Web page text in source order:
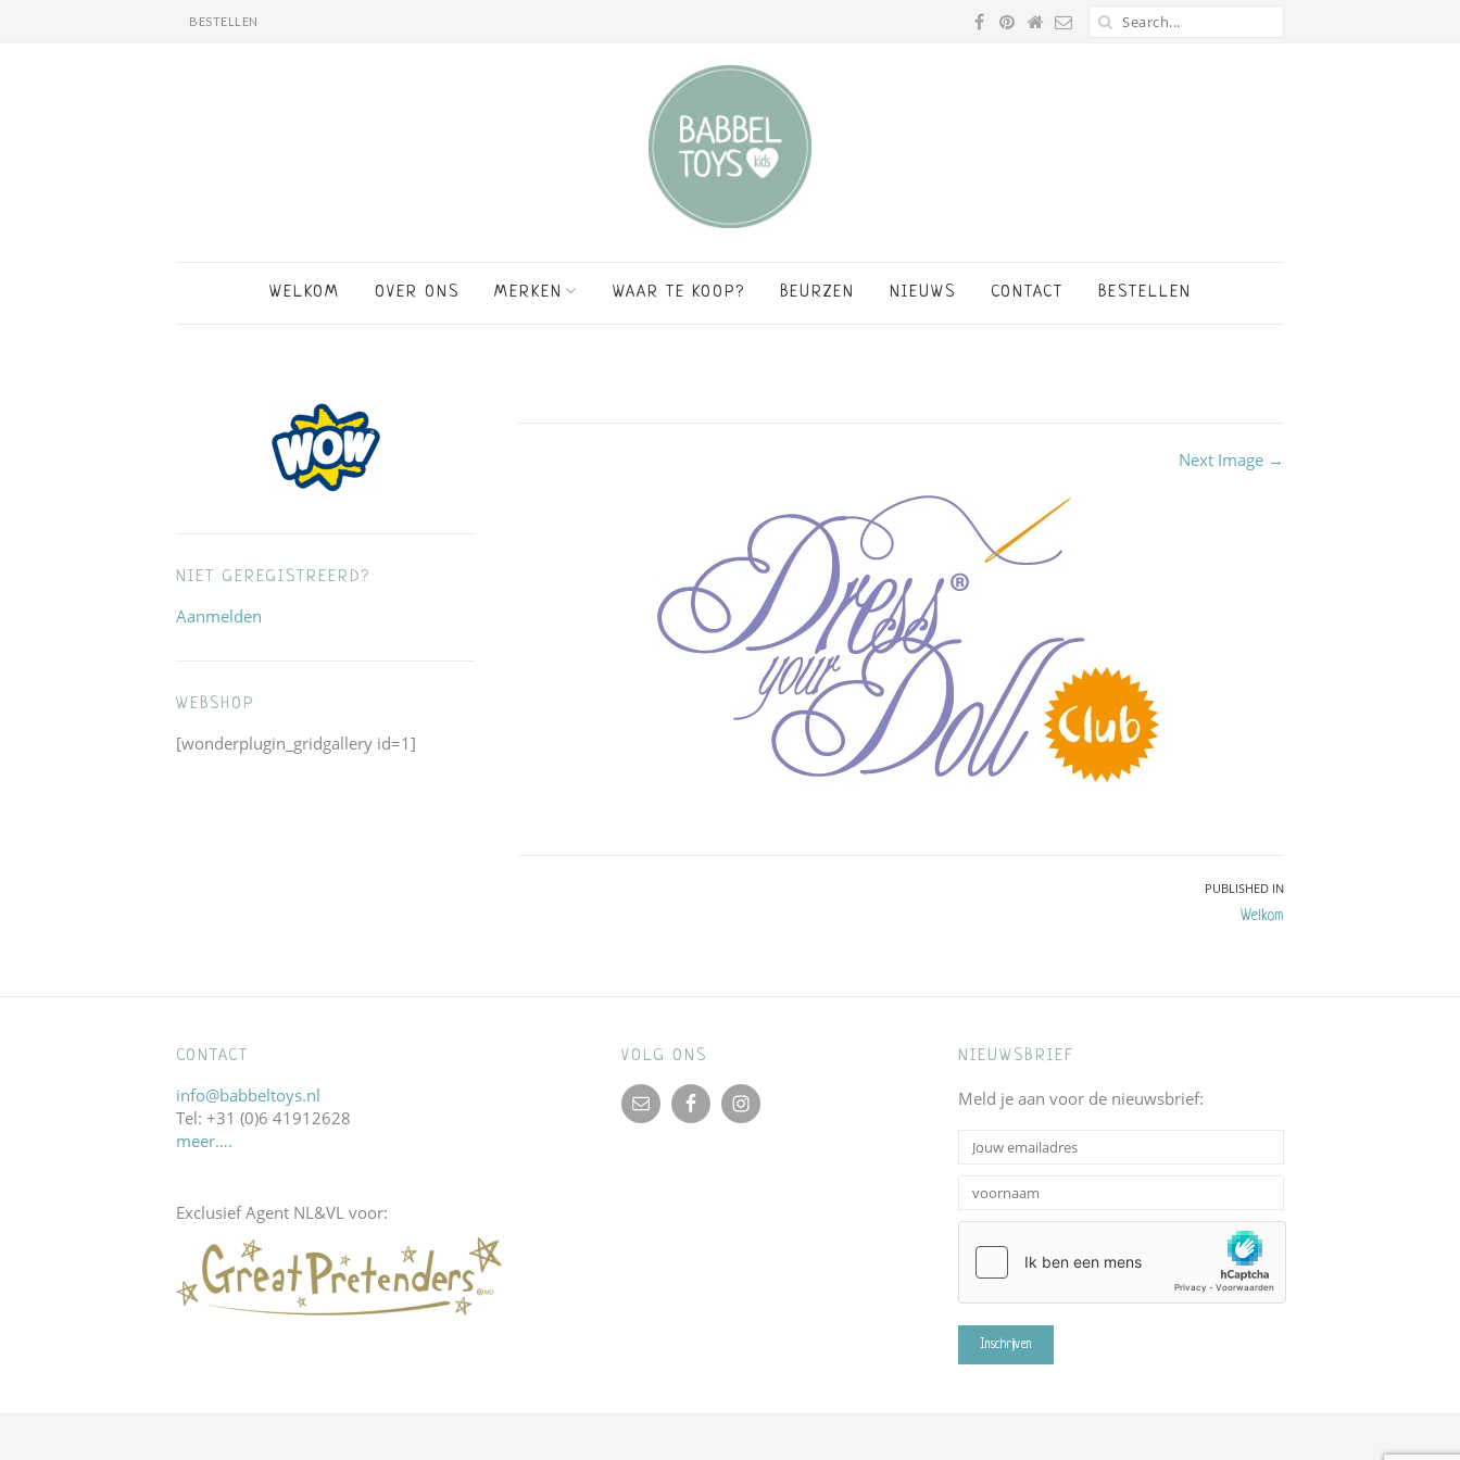
BESTELLEN
WELKOM OVER ONS MERKEN WAAR TE KOOP? BEURZEN NIEUWS CONTACT BESTELLEN
Next Image →
PUBLISHED IN
Welkom
NIET GEREGISTREERD?
Aanmelden
WEBSHOP
[wonderplugin_gridgallery id=1]
CONTACT
info@babbeltoys.nl
Tel: +31 (0)6 41912628
meer….
Exclusief Agent NL&VL voor:
VOLG ONS NIEUWSBRIEF
Meld je aan voor de nieuwsbrief: